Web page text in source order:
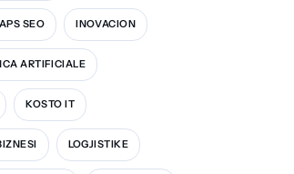
SEO INOVACION
ARTIFICIALE
KOSTO IT
LOGJISTIKE